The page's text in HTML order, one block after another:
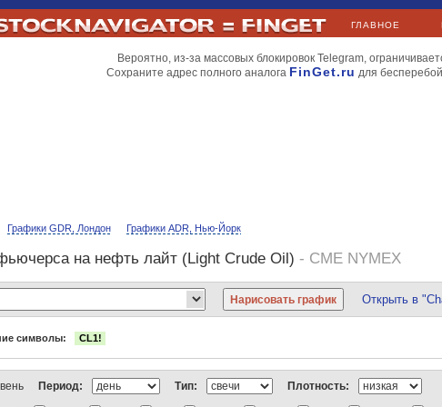
ГЛАВНОЕ
Вероятно, из-за массовых блокировок Telegram,
Сохраните адрес полного аналога FinGet.ru для
Графики GDR, Лондон Графики ADR, Нью-Йорк
на нефть лайт (Light Crude Oil) - CME NYMEX
Открыть в
символы:
CL1!
Йорк:
Вымпелком Газпром Газпромнефть Киви ЛУКойл Мечел МТС
ВТБ Газпром ЛУКойл Новатэк МегаФон НорНикель Роснефть
Период: Тип:
Плотность: